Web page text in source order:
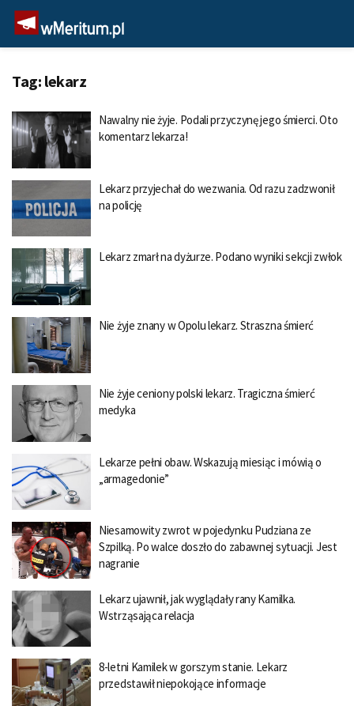
Tag: lekarz
Nawalny nie żyje. Podali przyczynę jego śmierci. Oto
komentarz lekarza!
Lekarz przyjechał do wezwania. Od razu zadzwonił
na policję
Lekarz zmarł na dyżurze. Podano wyniki sekcji zwłok
Nie żyje znany w Opolu lekarz. Straszna śmierć
Nie żyje ceniony polski lekarz. Tragiczna śmierć
medyka
Lekarze pełni obaw. Wskazują miesiąc i mówią o
„armagedonie”
Niesamowity zwrot w pojedynku Pudziana ze
Szpilką. Po walce doszło do zabawnej sytuacji. Jest
nagranie
Lekarz ujawnił, jak wyglądały rany Kamilka.
Wstrząsająca relacja
8-letni Kamilek w gorszym stanie. Lekarz
przedstawił niepokojące informacje